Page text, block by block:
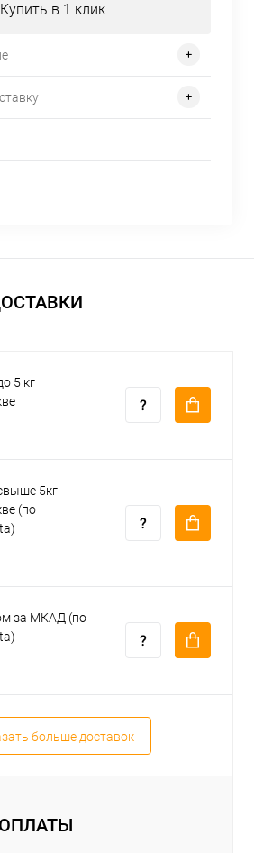
Купить в 1 клик
5 кг
5кг
(по
за МКАД (по
больше доставок